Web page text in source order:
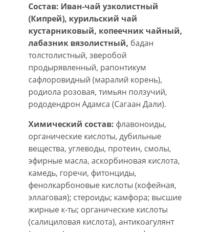
Состав: Иван-чай узколистный
(Кипрей), курильский чай
кустарниковый, копеечник чайный,
лабазник вязолистный, бадан
толстолистный, зверобой
продырявленный, рапонтикум
сафлоровидный (маралий корень),
родиола розовая, тимьян ползучий,
рододендрон Адамса (Сагаан Дали).
Химический состав: флавоноиды,
органические кислоты, дубильные
вещества, углеводы, протеин, смолы,
эфирные масла, аскорбиновая кислота,
камедь, горечи, фитонциды,
фенолкарбоновые кислоты (кофейная,
эллаговая); стероиды; камфора; высшие
жирные к-ты; органические кислоты
(салициловая кислота), антикоагулянт